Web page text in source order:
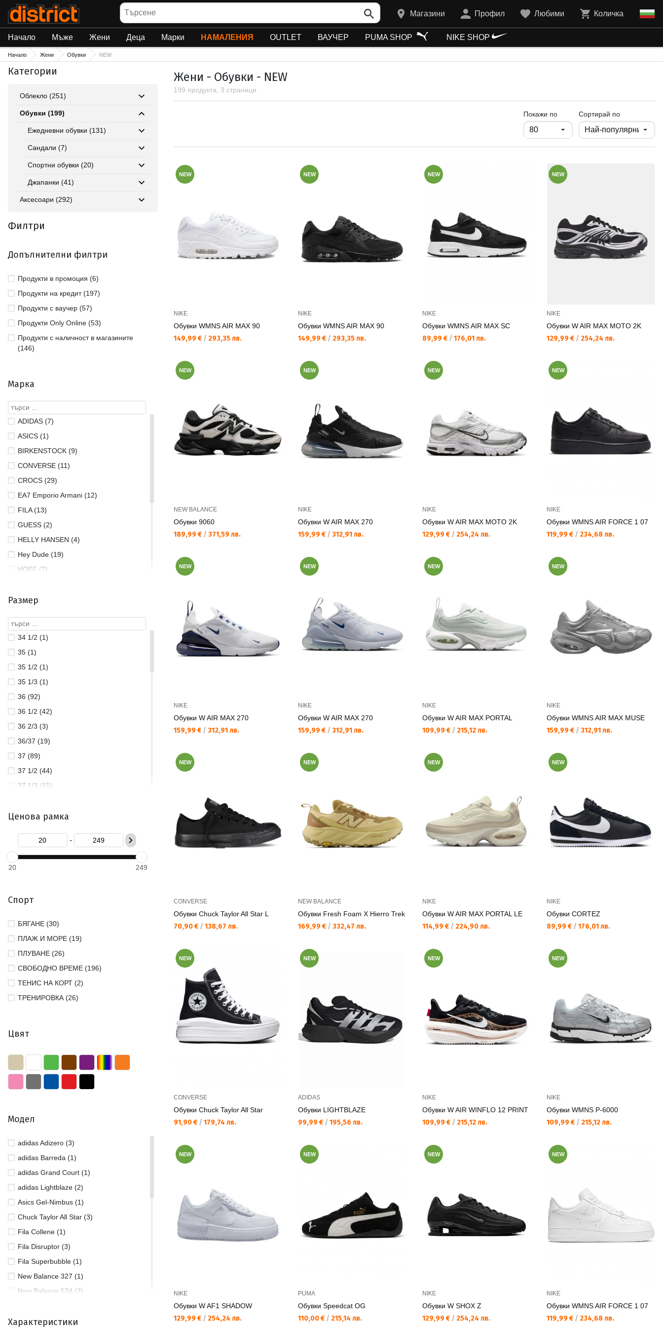
Търсене
Магазини Профил Любими Количка
Начало Мъже Жени Деца Марки НАМАЛЕНИЯ OUTLET ВАУЧЕР PUMA SHOP NIKE SHOP
Начало Жени Обувки NEW
Категории
Облекло (251)
Обувки (199)
Ежедневни обувки (131)
Сандали (7)
Спортни обувки (20)
Джапанки (41)
Аксесоари (292)
Филтри
Допълнителни филтри
Продукти в промоция (6)
Продукти на кредит (197)
Продукти с ваучер (57)
Продукти Only Online (53)
Продукти с наличност в магазините
(146)
Марка
ADIDAS (7)
ASICS (1)
BIRKENSTOCK (9)
CONVERSE (11)
CROCS (29)
EA7 Emporio Armani (12)
FILA (13)
GUESS (2)
HELLY HANSEN (4)
Hey Dude (19)
HOFF (7)
NIKE (41)
REEBOK (1)
SAUCONY (1)
SKECHERS (9)
THE NORTH FACE (3)
UNDER ARMOUR (2)
Размер
34 1/2 (1)
35 (1)
35 1/2 (1)
35 1/3 (1)
36 (92)
36 1/2 (42)
36 2/3 (3)
36/37 (19)
37 (89)
37 1/2 (44)
37 1/3 (15)
38 (143)
38 2/3 (10)
38/39 (25)
39 1/3 (17)
42 (23)
42/43 (6)
44 1/2 (3)
45 (6)
45/46 (1)
46 (4)
46 1/2 (1)
46/47 (1)
47 (2)
Ценова рамка
-
20 249
Спорт
БЯГАНЕ (30)
ПЛАЖ И МОРЕ (19)
ПЛУВАНЕ (26)
СВОБОДНО ВРЕМЕ (196)
ТЕНИС НА КОРТ (2)
ТРЕНИРОВКА (26)
Цвят
Модел
adidas Adizero (3)
adidas Barreda (1)
adidas Grand Court (1)
adidas Lightblaze (2)
Asics Gel-Nimbus (1)
Chuck Taylor All Star (3)
Fila Collene (1)
Fila Disruptor (3)
Fila Superbubble (1)
New Balance 327 (1)
New Balance 574 (2)
New Balance 9060 (2)
Характеристики
Жени - Обувки - NEW
199 продукта, 3 страници
Покажи попродукти на страница
Сортирай по
NEW
NIKE
Обувки WMNS AIR MAX 90
Текуща цена:
149,99 € / 293,35 лв.
NEW
NIKE
Обувки WMNS AIR MAX 90
Текуща цена:
149,99 € / 293,35 лв.
NEW
NIKE
Обувки WMNS AIR MAX SC
Текуща цена:
89,99 € / 176,01 лв.
NEW
NIKE
Обувки W AIR MAX MOTO 2K
Текуща цена:
129,99 € / 254,24 лв.
NEW
NEW BALANCE
Обувки 9060
Текуща цена:
189,99 € / 371,59 лв.
NEW
NIKE
Обувки W AIR MAX 270
Текуща цена:
159,99 € / 312,91 лв.
NEW
NIKE
Обувки W AIR MAX MOTO 2K
Текуща цена:
129,99 € / 254,24 лв.
NEW
NIKE
Обувки WMNS AIR FORCE 1 07
Текуща цена:
119,99 € / 234,68 лв.
NEW
NIKE
Обувки W AIR MAX 270
Текуща цена:
159,99 € / 312,91 лв.
NEW
NIKE
Обувки W AIR MAX 270
Текуща цена:
159,99 € / 312,91 лв.
NEW
NIKE
Обувки W AIR MAX PORTAL
Текуща цена:
109,99 € / 215,12 лв.
NEW
NIKE
Обувки WMNS AIR MAX MUSE
Текуща цена:
159,99 € / 312,91 лв.
NEW
CONVERSE
Обувки Chuck Taylor All Star L
Текуща цена:
70,90 € / 138,67 лв.
NEW
NEW BALANCE
Обувки Fresh Foam X Hierro Trek
Текуща цена:
169,99 € / 332,47 лв.
NEW
NIKE
Обувки W AIR MAX PORTAL LE
Текуща цена:
114,99 € / 224,90 лв.
NEW
NIKE
Обувки CORTEZ
Текуща цена:
89,99 € / 176,01 лв.
NEW
CONVERSE
Обувки Chuck Taylor All Star
Текуща цена:
91,90 € / 179,74 лв.
NEW
ADIDAS
Обувки LIGHTBLAZE
Текуща цена:
99,99 € / 195,56 лв.
NEW
NIKE
Обувки W AIR WINFLO 12 PRINT
Текуща цена:
109,99 € / 215,12 лв.
NEW
NIKE
Обувки WMNS P-6000
Текуща цена:
109,99 € / 215,12 лв.
NEW
NIKE
Обувки W AF1 SHADOW
Текуща цена:
129,99 € / 254,24 лв.
NEW
PUMA
Обувки Speedcat OG
Текуща цена:
110,00 € / 215,14 лв.
NEW
NIKE
Обувки W SHOX Z
Текуща цена:
129,99 € / 254,24 лв.
NEW
NIKE
Обувки WMNS AIR FORCE 1 07
Текуща цена:
119,99 € / 234,68 лв.